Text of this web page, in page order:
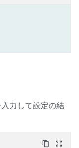
力して設定の結
content_copy zoom_out_map